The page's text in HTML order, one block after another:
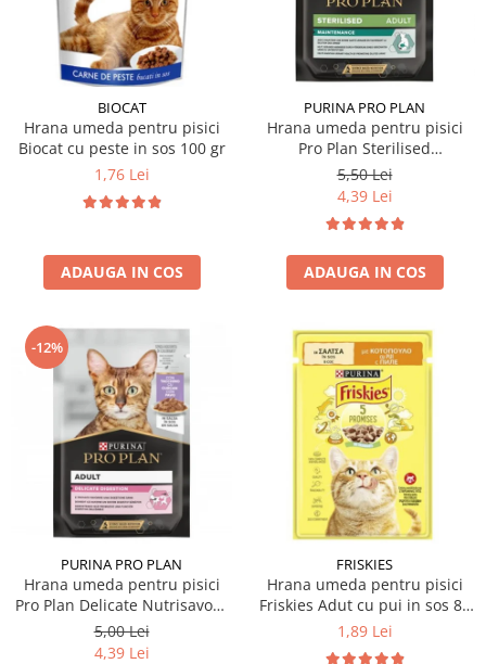
Hrana uscata
Hrana uscata caini
Caine Junior
Caine Adult
Caine Senior
Oferta 2 saci
Covorase & Scutece
Solutii auriculare
Solutii dentare
Solutii oftalmice
Recompense caini
Hrana umeda
Hrana uscata
Hrana umeda pisici
Pisica Adult
Pisica Junior
Pisica Senior
Pisica Sterilizata
Asternut igienic
Igiena pisici
Oferte
Recompense pisici
BIOCAT
Hrana umeda pentru pisici
Biocat cu peste in sos 100 gr
1,76 Lei
ADAUGA IN COS
PURINA PRO PLAN
Hrana umeda pentru pisici
Pro Plan Sterilised
Nutrisavour cu pui in sos 85
gr
5,50 Lei
4,39 Lei
ADAUGA IN COS
-12%
PURINA PRO PLAN
Hrana umeda pentru pisici
Pro Plan Delicate Nutrisavour
cu curcan in sos 85 gr
5,00 Lei
4,39 Lei
FRISKIES
Hrana umeda pentru pisici
Friskies Adut cu pui in sos 85
gr
1,89 Lei